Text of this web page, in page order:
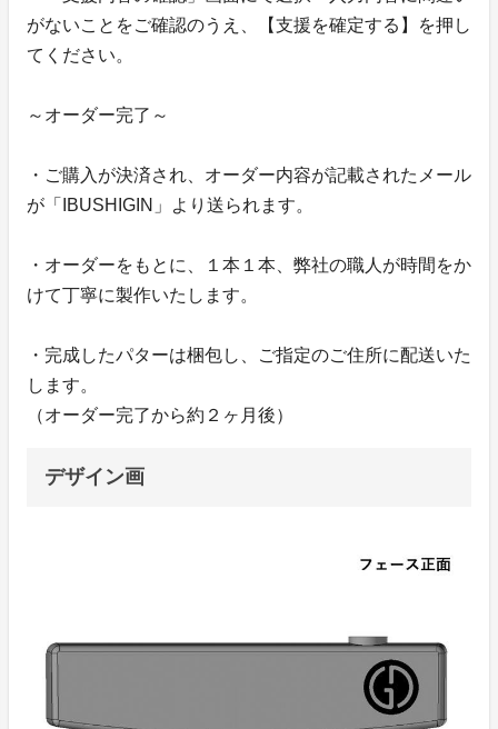
がないことをご確認のうえ、【支援を確定する】を押し
てください。
～オーダー完了～
・ご購入が決済され、オーダー内容が記載されたメール
が「IBUSHIGIN」より送られます。
・オーダーをもとに、１本１本、弊社の職人が時間をか
けて丁寧に製作いたします。
・完成したパターは梱包し、ご指定のご住所に配送いた
します。
（オーダー完了から約２ヶ月後）
デザイン画